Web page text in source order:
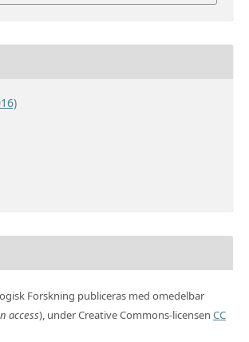
Forskning publiceras med omedelbar
access), under Creative Commons-licensen CC